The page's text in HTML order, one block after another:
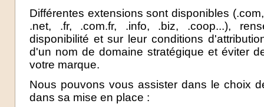
Différentes extensions sont disponibles
.net, .fr, .com.fr, .info, .biz, .coop...),
disponibilité et sur leur conditions
d'un nom de domaine stratégique et éviter
votre marque.
Nous pouvons vous assister dans le choix
dans sa mise en place :